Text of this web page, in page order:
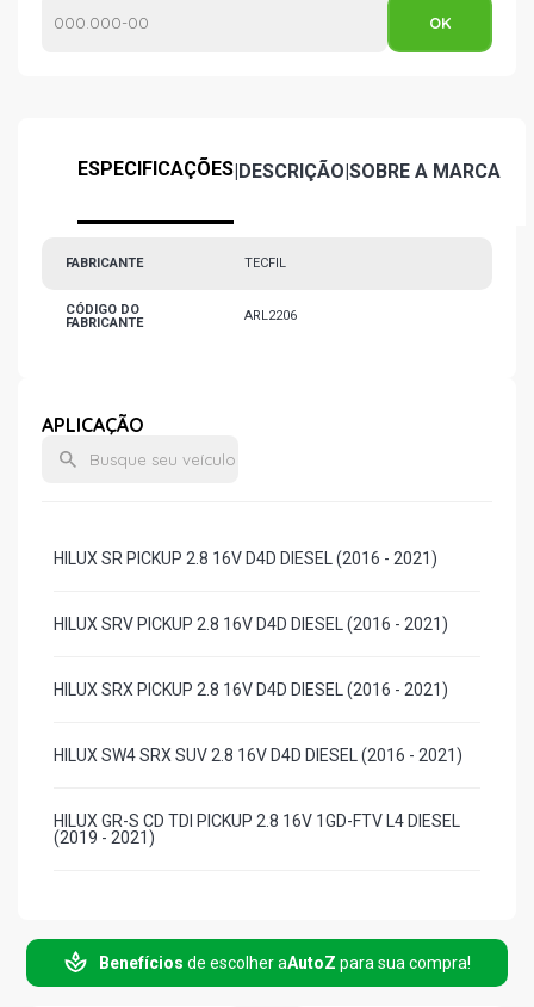
ESPECIFICAÇÕES|DESCRIÇÃO|SOBRE A MARCA
FABRICANTE TECFIL
CÓDIGO DO
FABRICANTE
ARL2206
APLICAÇÃO
HILUX SR PICKUP 2.8 16V D4D DIESEL (2016 - 2021)
HILUX SRV PICKUP 2.8 16V D4D DIESEL (2016 - 2021)
HILUX SRX PICKUP 2.8 16V D4D DIESEL (2016 - 2021)
HILUX SW4 SRX SUV 2.8 16V D4D DIESEL (2016 - 2021)
HILUX GR-S CD TDI PICKUP 2.8 16V 1GD-FTV L4 DIESEL
(2019 - 2021)
HILUX CS 4X4 PICKUP 2.8 16V 1GD-FTV L4 DIESEL (2016 -
Benefícios de escolher aAutoZ para sua compra!